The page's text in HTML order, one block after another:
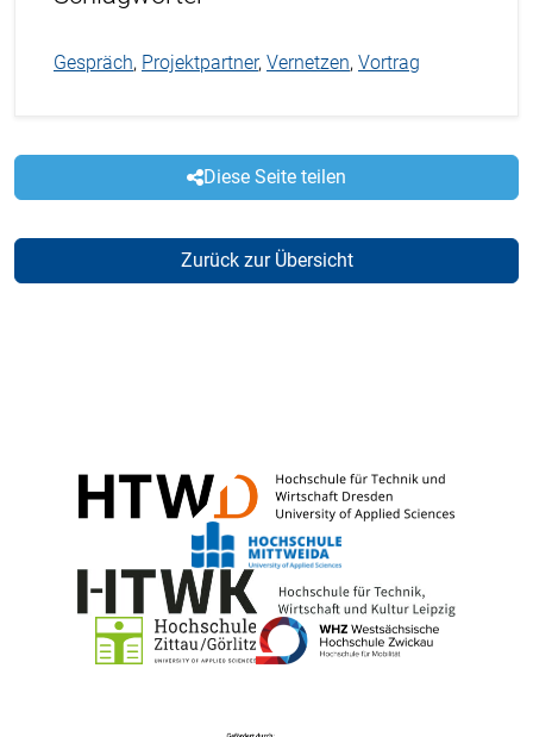
Gespräch, Projektpartner, Vernetzen, Vortrag
Diese Seite teilen
Zurück zur Übersicht